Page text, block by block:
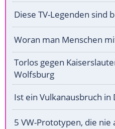
Diese TV-Legenden sind
Woran man Menschen
Torlos gegen
Wolfsburg
Ist ein Vulkanausbruch in
5 VW-Prototypen, die